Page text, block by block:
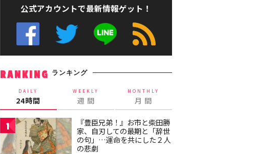
公式アカウントで最新情報ゲット！
RANKING ランキング
DAILY
24時間
WEEKLY
週 間
MONTHLY
月 間
1
『豊臣兄弟！』お市と柴田勝
家、自刃しての最期と「辞世
の句」…運命を共にした２人
の悲劇